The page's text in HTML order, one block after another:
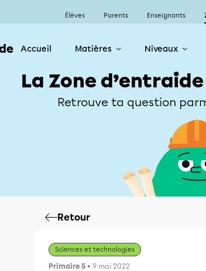
Élèves Parents Enseignants
Accueil Matières Niveaux
La Zone
Retrouve ta question
Retour
Sciences et technologies
Primaire 5 • 9 mai 2022